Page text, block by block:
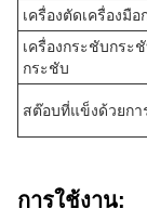
เครื่องตัดเครื่องมือ
เครื่องกระชับกระ
กระชับ
สต๊อบที่แข็งด้วยกา
การใช้งาน: